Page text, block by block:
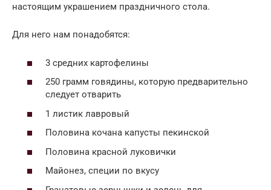
настоящим украшением праздничного стола.
Для него нам понадобятся:
3 средних картофелины
250 грамм говядины, которую предварительно
следует отварить
1 листик лавровый
Половина кочана капусты пекинской
Половина красной луковички
Майонез, специи по вкусу